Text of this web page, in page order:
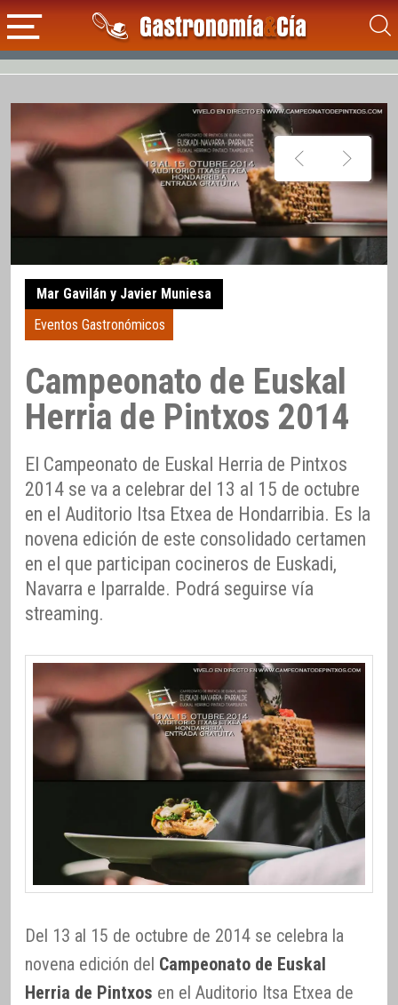
Mar Gavilán y Javier Muniesa
Eventos Gastronómicos
Campeonato de Euskal
Herria de Pintxos 2014
El Campeonato de Euskal Herria de Pintxos
2014 se va a celebrar del 13 al 15 de octubre
en el Auditorio Itsa Etxea de Hondarribia. Es la
novena edición de este consolidado certamen
en el que participan cocineros de Euskadi,
Navarra e Iparralde. Podrá seguirse vía
streaming.
Del 13 al 15 de octubre de 2014 se celebra la
novena edición del Campeonato de Euskal
Herria de Pintxos en el Auditorio Itsa Etxea de